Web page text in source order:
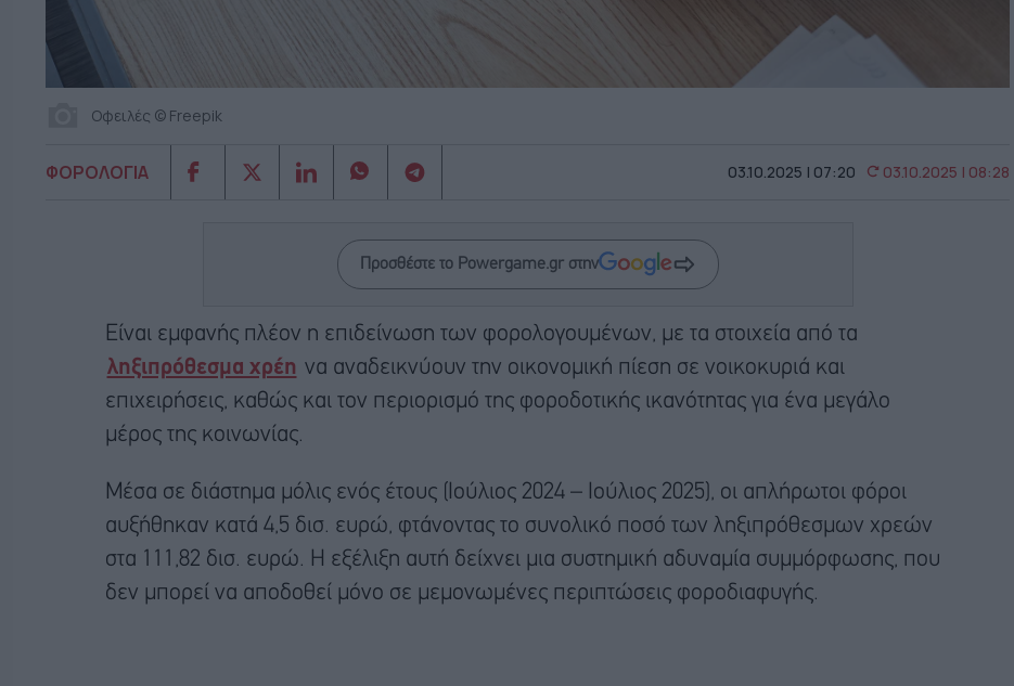
Οφειλές © Freepik
ΦΟΡΟΛΟΓΙΑ 03.10.2025 | 07:20 03.10.2025 | 08:28
Προσθέστε το Powergame.gr στην
Είναι εμφανής πλέον η επιδείνωση των φορολογουμένων, με τα στοιχεία από τα
ληξιπρόθεσμα χρέη να αναδεικνύουν την οικονομική πίεση σε νοικοκυριά και
επιχειρήσεις, καθώς και τον περιορισμό της φοροδοτικής ικανότητας για ένα μεγάλο
μέρος της κοινωνίας.
Μέσα σε διάστημα μόλις ενός έτους (Ιούλιος 2024 – Ιούλιος 2025), οι απλήρωτοι φόροι
αυξήθηκαν κατά 4,5 δισ. ευρώ, φτάνοντας το συνολικό ποσό των ληξιπρόθεσμων χρεών
στα 111,82 δισ. ευρώ. Η εξέλιξη αυτή δείχνει μια συστημική αδυναμία συμμόρφωσης, που
δεν μπορεί να αποδοθεί μόνο σε μεμονωμένες περιπτώσεις φοροδιαφυγής.